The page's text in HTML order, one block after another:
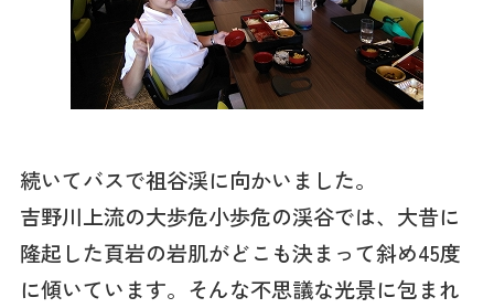
続いてバスで祖谷渓に向かいました。
吉野川上流の大歩危小歩危の渓谷では、大昔に
隆起した頁岩の岩肌がどこも決まって斜め45度
に傾いています。そんな不思議な光景に包まれ